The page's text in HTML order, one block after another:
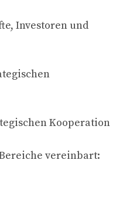
Investoren und
Kooperation
vereinbart: